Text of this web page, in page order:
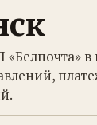
«Белпочта»